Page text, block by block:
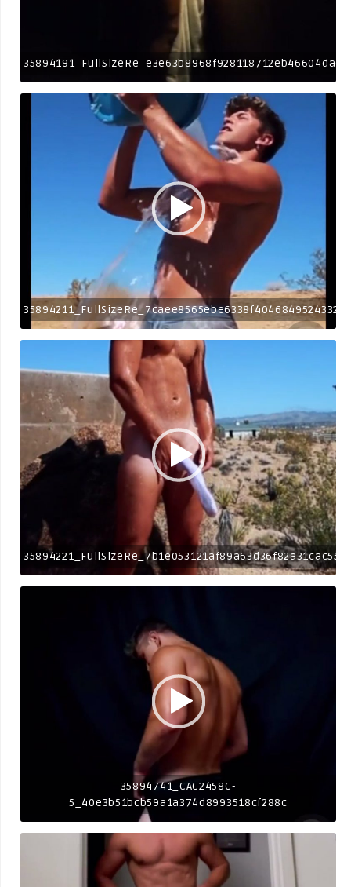
35894221_FullSizeRe_7b1e053121af89a63d36f82a31cac553
35894741_CAC2458C-
5_40e3b51bcb59a1a374d8993518cf288c